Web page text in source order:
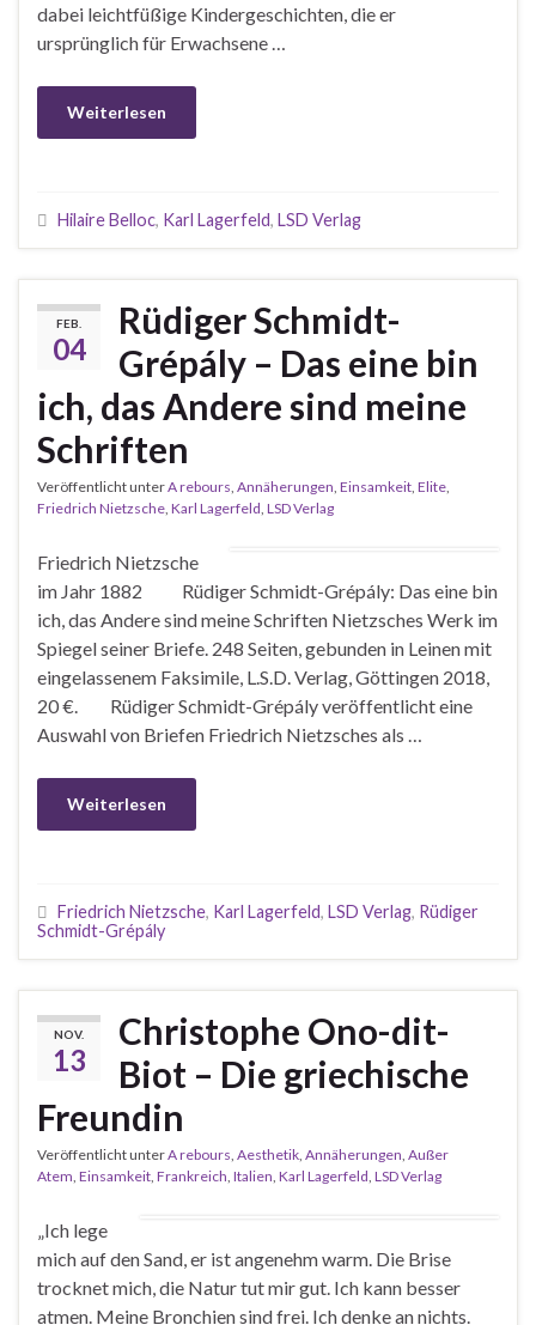
dabei leichtfüßige Kindergeschichten, die er
ursprünglich für Erwachsene …
Weiterlesen
Hilaire Belloc, Karl Lagerfeld, LSD Verlag
FEB.
04
Rüdiger Schmidt-
Grépály – Das eine bin
ich, das Andere sind meine
Schriften
Veröffentlicht unterA rebours Annäherungen Einsamkeit Elite
Friedrich Nietzsche Karl Lagerfeld LSD Verlag
Friedrich Nietzsche
im Jahr 1882 Rüdiger Schmidt-Grépály: Das eine bin
ich, das Andere sind meine Schriften Nietzsches Werk im
Spiegel seiner Briefe. 248 Seiten, gebunden in Leinen mit
eingelassenem Faksimile, L.S.D. Verlag, Göttingen 2018,
20 €. Rüdiger Schmidt-Grépály veröffentlicht eine
Auswahl von Briefen Friedrich Nietzsches als …
Weiterlesen
Friedrich Nietzsche, Karl Lagerfeld, LSD Verlag, Rüdiger
Schmidt-Grépály
NOV.
13
Christophe Ono-dit-
Biot – Die griechische
Freundin
Veröffentlicht unterA rebours Aesthetik Annäherungen Außer
Atem Einsamkeit Frankreich Italien Karl Lagerfeld LSD Verlag
„Ich lege
mich auf den Sand, er ist angenehm warm. Die Brise
trocknet mich, die Natur tut mir gut. Ich kann besser
atmen. Meine Bronchien sind frei. Ich denke an nichts.